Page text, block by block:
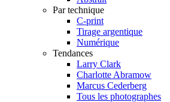
Par technique
C-print
Tirage argentique
Numérique
Tendances
Larry Clark
Charlotte Abramow
Marcus Cederberg
Tous les photographes